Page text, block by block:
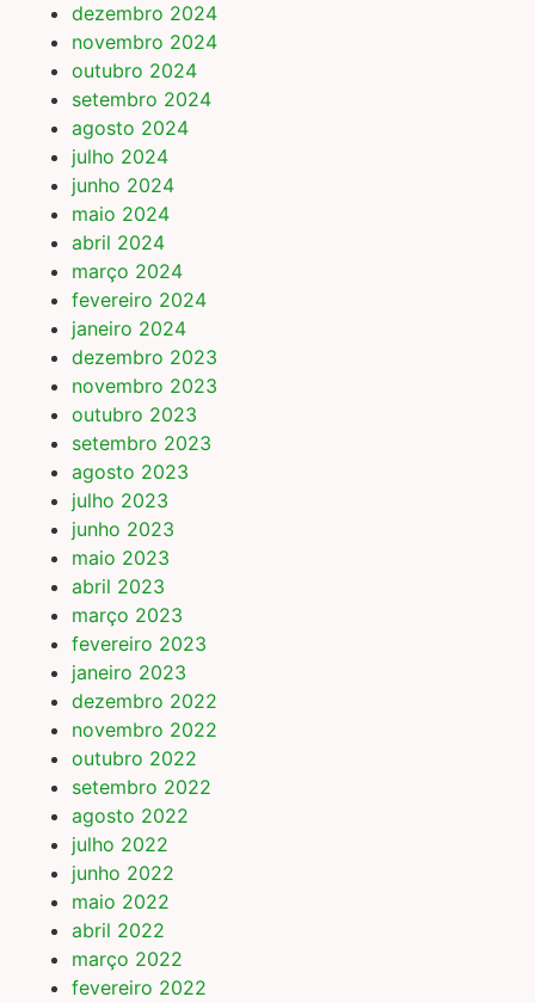
dezembro 2024
novembro 2024
outubro 2024
setembro 2024
agosto 2024
julho 2024
junho 2024
maio 2024
abril 2024
março 2024
fevereiro 2024
janeiro 2024
dezembro 2023
novembro 2023
outubro 2023
setembro 2023
agosto 2023
julho 2023
junho 2023
maio 2023
abril 2023
março 2023
fevereiro 2023
janeiro 2023
dezembro 2022
novembro 2022
outubro 2022
setembro 2022
agosto 2022
julho 2022
junho 2022
maio 2022
abril 2022
março 2022
fevereiro 2022